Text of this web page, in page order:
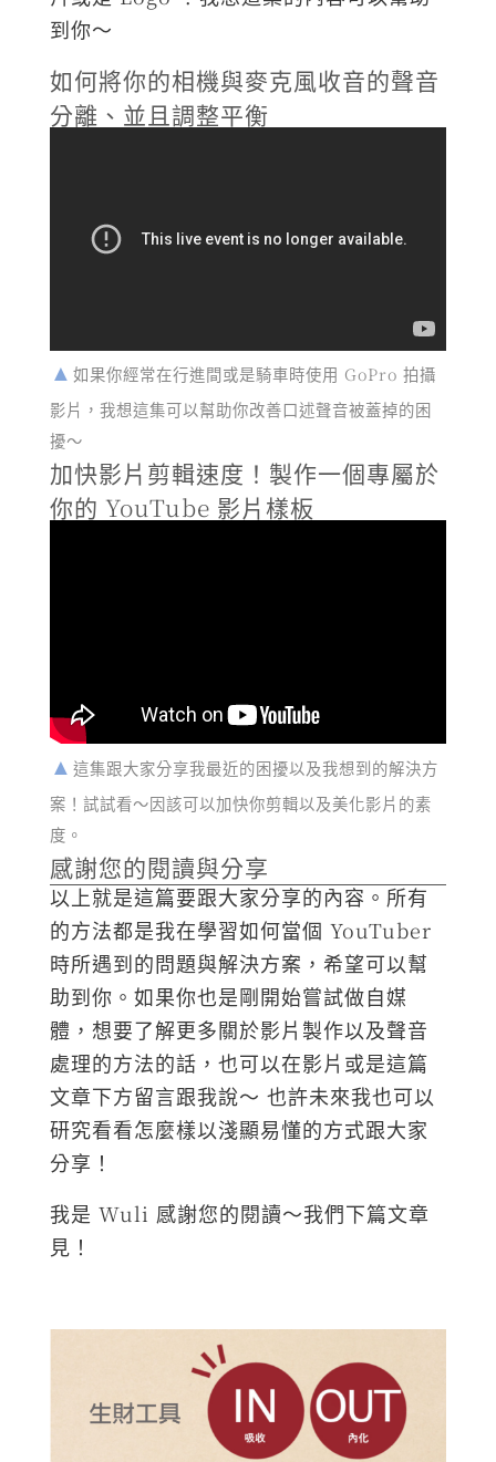
到你～
如何將你的相機與麥克風收音的聲音
分離、並且調整平衡
如果你經常在行進間或是騎車時使用 GoPro 拍攝
影片，我想這集可以幫助你改善口述聲音被蓋掉的困
擾～
加快影片剪輯速度！製作一個專屬於
你的 YouTube 影片樣板
這集跟大家分享我最近的困擾以及我想到的解決方
案！試試看～因該可以加快你剪輯以及美化影片的素
度。
感謝您的閱讀與分享
以上就是這篇要跟大家分享的內容。所有
的方法都是我在學習如何當個 YouTuber
時所遇到的問題與解決方案，希望可以幫
助到你。如果你也是剛開始嘗試做自媒
體，想要了解更多關於影片製作以及聲音
處理的方法的話，也可以在影片或是這篇
文章下方留言跟我說～ 也許未來我也可以
研究看看怎麼樣以淺顯易懂的方式跟大家
分享！
我是 Wuli 感謝您的閱讀～我們下篇文章
見！